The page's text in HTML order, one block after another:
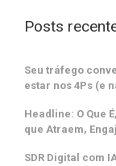
Posts
Seu tráfego
estar nos 4Ps (e
Headline: O Que
que Atraem,
SDR Digital com